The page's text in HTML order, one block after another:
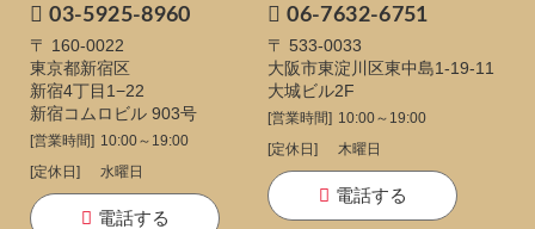
03-5925-8960
〒 160-0022
東京都新宿区
新宿4丁目1−22
新宿コムロビル 903号
[営業時間] 10:00～19:00
[定休日]
水曜日
電話する
06-7632-6751
〒 533-0033
大阪市東淀川区東中島1-19-11
大城ビル2F
[営業時間] 10:00～19:00
[定休日]
木曜日
電話する